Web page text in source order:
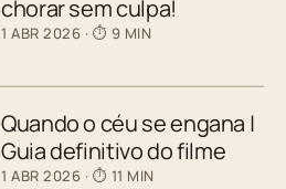
chorar sem culpa!
1 ABR 2026 · ⏱ 9 MIN
Quando o céu se engana |
Guia definitivo do filme
1 ABR 2026 · ⏱ 11 MIN